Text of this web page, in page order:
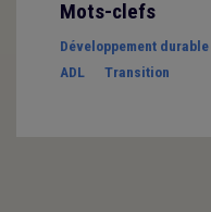
Mots-clefs
Développement durable
ADL
Transition